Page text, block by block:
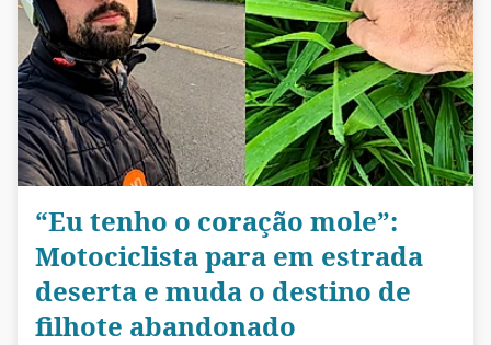
“Eu tenho o coração mole”:
Motociclista para em estrada
deserta e muda o destino de
filhote abandonado